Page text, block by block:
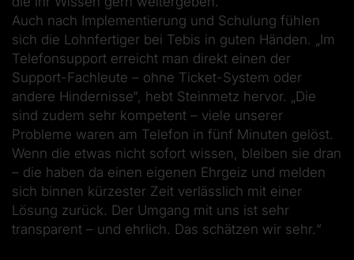
Auch nach Implementierung und Schulung fühlen
sich die Lohnfertiger bei Tebis in guten Händen. „Im
Telefonsupport erreicht man direkt einen der
Support-Fachleute – ohne Ticket-System oder
andere Hindernisse“, hebt Steinmetz hervor. „Die
sind zudem sehr kompetent – viele unserer
Probleme waren am Telefon in fünf Minuten gelöst.
Wenn die etwas nicht sofort wissen, bleiben sie dran
– die haben da einen eigenen Ehrgeiz und melden
sich binnen kürzester Zeit verlässlich mit einer
Lösung zurück. Der Umgang mit uns ist sehr
transparent – und ehrlich. Das schätzen wir sehr.“